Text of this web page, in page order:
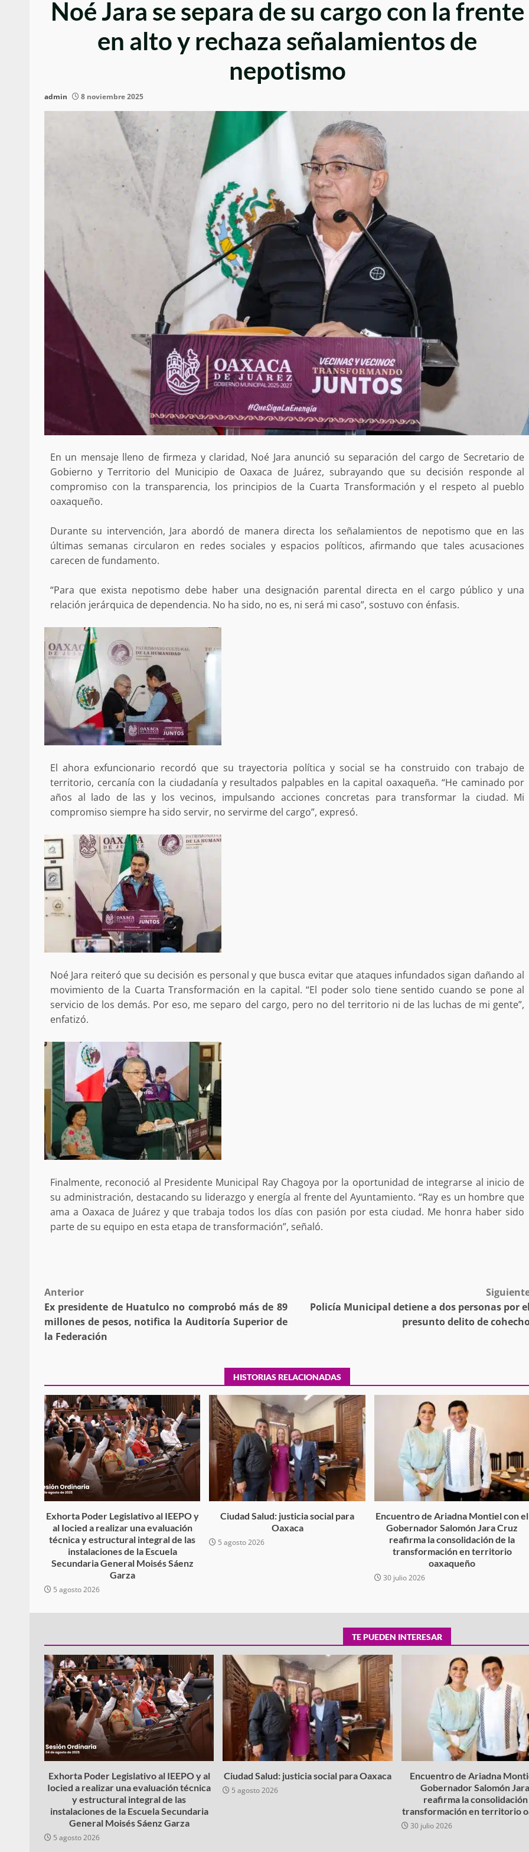
Noé Jara se separa de su cargo con la frente
en alto y rechaza señalamientos de
nepotismo
admin 8 noviembre 2025
En un mensaje lleno de firmeza y claridad, Noé Jara anunció su separación del cargo de Secretario de
Gobierno y Territorio del Municipio de Oaxaca de Juárez, subrayando que su decisión responde al
compromiso con la transparencia, los principios de la Cuarta Transformación y el respeto al pueblo
oaxaqueño.
Durante su intervención, Jara abordó de manera directa los señalamientos de nepotismo que en las
últimas semanas circularon en redes sociales y espacios políticos, afirmando que tales acusaciones
carecen de fundamento.
“Para que exista nepotismo debe haber una designación parental directa en el cargo público y una
relación jerárquica de dependencia. No ha sido, no es, ni será mi caso”, sostuvo con énfasis.
El ahora exfuncionario recordó que su trayectoria política y social se ha construido con trabajo de
territorio, cercanía con la ciudadanía y resultados palpables en la capital oaxaqueña. “He caminado por
años al lado de las y los vecinos, impulsando acciones concretas para transformar la ciudad. Mi
compromiso siempre ha sido servir, no servirme del cargo”, expresó.
Noé Jara reiteró que su decisión es personal y que busca evitar que ataques infundados sigan dañando al
movimiento de la Cuarta Transformación en la capital. “El poder solo tiene sentido cuando se pone al
servicio de los demás. Por eso, me separo del cargo, pero no del territorio ni de las luchas de mi gente”,
enfatizó.
Finalmente, reconoció al Presidente Municipal Ray Chagoya por la oportunidad de integrarse al inicio de
su administración, destacando su liderazgo y energía al frente del Ayuntamiento. “Ray es un hombre que
ama a Oaxaca de Juárez y que trabaja todos los días con pasión por esta ciudad. Me honra haber sido
parte de su equipo en esta etapa de transformación”, señaló.
Post
navigation
Anterior
Ex presidente de Huatulco no comprobó más de 89
millones de pesos, notifica la Auditoría Superior de
la Federación
Policía Municipal detiene a dos personas por el
presunto delito de
HISTORIAS RELACIONADAS
Exhorta Poder Legislativo al IEEPO y
al Iocied a realizar una evaluación
técnica y estructural integral de las
instalaciones de la Escuela
Secundaria General Moisés Sáenz
Garza
5 agosto 2026
Ciudad Salud: justicia social para
Oaxaca
5 agosto 2026
Encuentro de Ariadna Montiel con el
Gobernador Salomón Jara Cruz
reafirma la consolidación de la
transformación en territorio
oaxaqueño
30 julio 2026
Respaldar la Reforma Electoral es estar del
lado del pueblo: Tania Caballero
estructural integral de las instalaciones de la
Escuela Secundaria General Moisés Sáenz
Se normaliza la circulación vehicular a la
altura del puente Templadera, San Pedro
Tapanatepec
22 octubre 2024
Sanciona Municipio de Oaxaca de
Juárez caso de maltrato animal tras
denuncia ciudadana
admin 16 julio 2026
operativos aéreos en la Sierra Sur
para reforzar la vigilancia y
búsqueda de persona desaparecida
admin 17 septiembre 2025
Ejecuta orden de aprehensión por el
Policía Municipal frustra robo con
violencia y auxilia a empleada en la
zona de Módulos del Mercado de
Abasto
admin 27 enero 2026
Secretaría de Gobierno refuerza
presencia institucional en San Juan
Mazatlán
admin 20 julio 2026
TE PUEDEN INTERESAR
Exhorta Poder Legislativo al IEEPO y al
Iocied a realizar una evaluación técnica
y estructural integral de las
instalaciones de la Escuela Secundaria
General Moisés Sáenz Garza
5 agosto 2026
Ciudad Salud: justicia social para Oaxaca
5 agosto 2026
Encuentro de Ariadna
Gobernador Salomón
reafirma la consolidación
transformación en territorio
30 julio 2026